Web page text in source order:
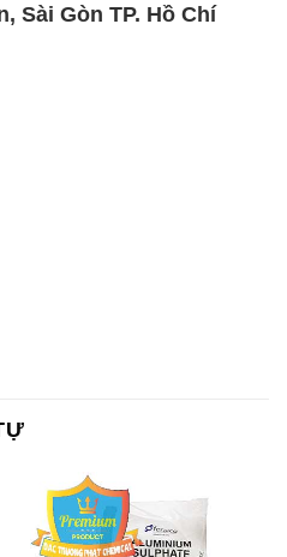
Sài Gòn TP. Hồ Chí